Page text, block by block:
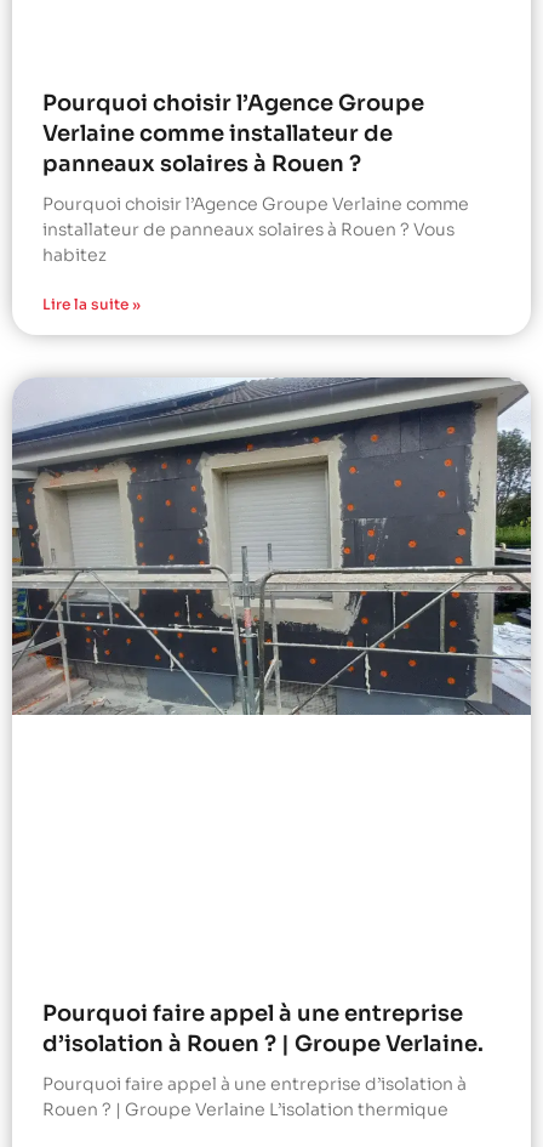
Pourquoi choisir l’Agence Groupe
Verlaine comme installateur de
panneaux solaires à Rouen ?
Pourquoi choisir l’Agence Groupe Verlaine comme
installateur de panneaux solaires à Rouen ? Vous
habitez
Lire la suite »
Pourquoi faire appel à une entreprise
d’isolation à Rouen ? | Groupe Verlaine.
Pourquoi faire appel à une entreprise d’isolation à
Rouen ? | Groupe Verlaine L’isolation thermique